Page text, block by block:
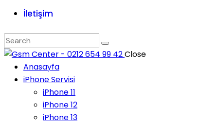
İletişim
Close
Anasayfa
iPhone Servisi
iPhone 11
iPhone 12
iPhone 13